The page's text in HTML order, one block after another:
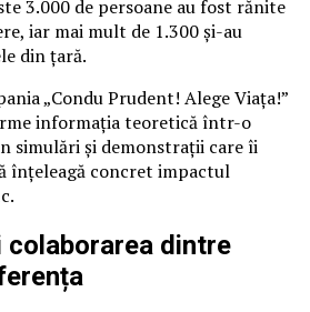
3.000 de persoane au fost rănite
iar mai mult de 1.300 și-au
din țară.
„Condu Prudent! Alege Viața!”
informația teoretică într-o
simulări și demonstrații care îi
înțeleagă concret impactul
colaborarea dintre